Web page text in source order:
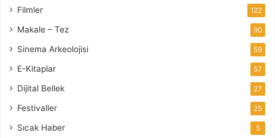
Filmler 122
Makale – Tez 90
Sinema Arkeolojisi 59
E-Kitaplar 57
Dijital Bellek 27
Festivaller 25
Sıcak Haber 5